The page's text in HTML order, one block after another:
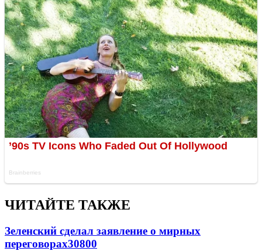
ЧИТАЙТЕ ТАКЖЕ
Зеленский сделал заявление о мирных
переговорах30800